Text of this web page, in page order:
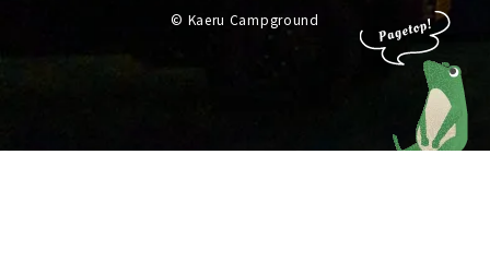
© Kaeru Campground